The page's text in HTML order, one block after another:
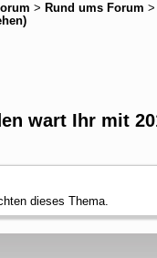
> Rund ums Forum >
wart Ihr mit
dieses Thema.